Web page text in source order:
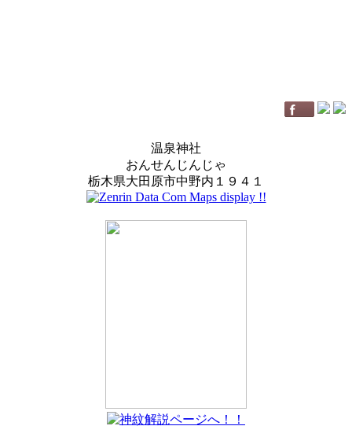
温泉神社
おんせんじんじゃ
栃木県大田原市中野内１９４１